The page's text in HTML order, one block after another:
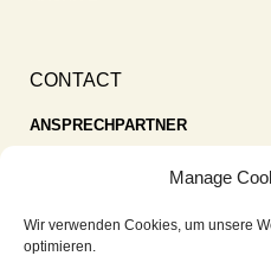
Manage
Wir verwenden Cookies, um unsere
optimieren.
CONTACT
ANSPRECHPARTNER
IMPRESSUM